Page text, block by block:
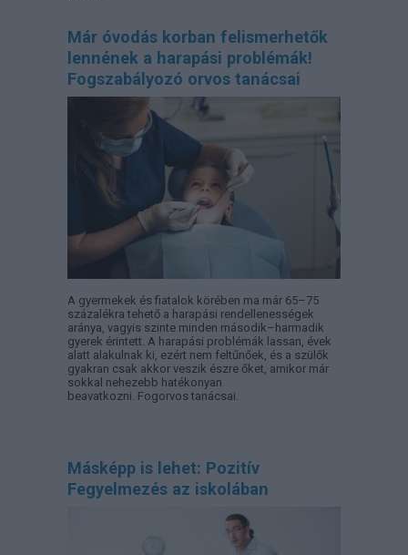
Már óvodás korban felismerhetők
lennének a harapási problémák!
Fogszabályozó orvos tanácsai
A gyermekek és fiatalok körében ma már 65–75
százalékra tehető a harapási rendellenességek
aránya, vagyis szinte minden második–harmadik
gyerek érintett. A harapási problémák lassan, évek
alatt alakulnak ki, ezért nem feltűnőek, és a szülők
gyakran csak akkor veszik észre őket, amikor már
sokkal nehezebb hatékonyan
beavatkozni. Fogorvos tanácsai.
Másképp is lehet: Pozitív
Fegyelmezés az iskolában